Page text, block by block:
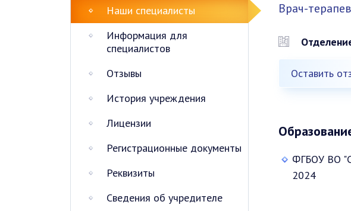
Наши специалисты
Информация для
специалистов
Отзывы
История учреждения
Лицензии
Регистрационные документы
Реквизиты
Сведения об учредителе
Врач-
Оставить
ФГБОУ ВО
2024